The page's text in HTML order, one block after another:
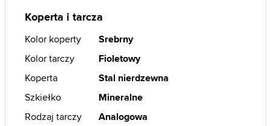
Koperta i tarcza
Kolor koperty
Srebrny
Kolor tarczy
Fioletowy
Koperta
Stal nierdzewna
Szkiełko
Mineralne
Rodzaj tarczy
Analogowa